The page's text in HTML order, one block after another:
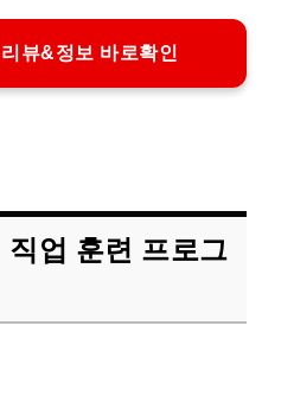
뷰&정보 바로확인
업 훈련 프로그